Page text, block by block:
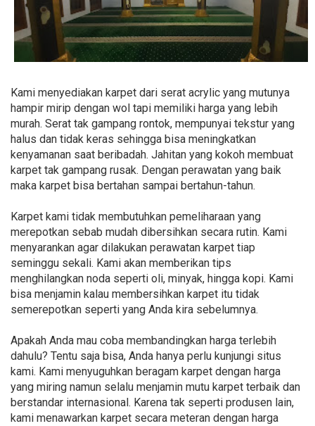
Kami menyediakan karpet dari serat acrylic yang mutunya
hampir mirip dengan wol tapi memiliki harga yang lebih
murah. Serat tak gampang rontok, mempunyai tekstur yang
halus dan tidak keras sehingga bisa meningkatkan
kenyamanan saat beribadah. Jahitan yang kokoh membuat
karpet tak gampang rusak. Dengan perawatan yang baik
maka karpet bisa bertahan sampai bertahun-tahun.
Karpet kami tidak membutuhkan pemeliharaan yang
merepotkan sebab mudah dibersihkan secara rutin. Kami
menyarankan agar dilakukan perawatan karpet tiap
seminggu sekali. Kami akan memberikan tips
menghilangkan noda seperti oli, minyak, hingga kopi. Kami
bisa menjamin kalau membersihkan karpet itu tidak
semerepotkan seperti yang Anda kira sebelumnya.
Apakah Anda mau coba membandingkan harga terlebih
dahulu? Tentu saja bisa, Anda hanya perlu kunjungi situs
kami. Kami menyuguhkan beragam karpet dengan harga
yang miring namun selalu menjamin mutu karpet terbaik dan
berstandar internasional. Karena tak seperti produsen lain,
kami menawarkan karpet secara meteran dengan harga